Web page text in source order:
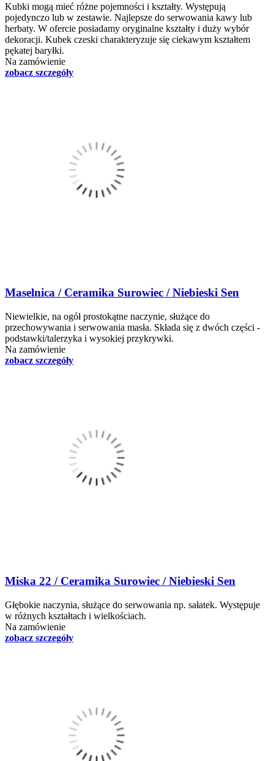
Kubki mogą mieć różne pojemności i kształty. Występują
pojedynczo lub w zestawie. Najlepsze do serwowania kawy lub
herbaty. W ofercie posiadamy oryginalne kształty i duży wybór
dekoracji. Kubek czeski charakteryzuje się ciekawym kształtem
pękatej baryłki.
Na zamówienie
zobacz szczegóły
Maselnica / Ceramika Surowiec / Niebieski Sen
Niewielkie, na ogół prostokątne naczynie, służące do
przechowywania i serwowania masła. Składa się z dwóch części -
podstawki/talerzyka i wysokiej przykrywki.
Na zamówienie
zobacz szczegóły
Miska 22 / Ceramika Surowiec / Niebieski Sen
Głębokie naczynia, służące do serwowania np. sałatek. Występuje
w różnych kształtach i wielkościach.
Na zamówienie
zobacz szczegóły